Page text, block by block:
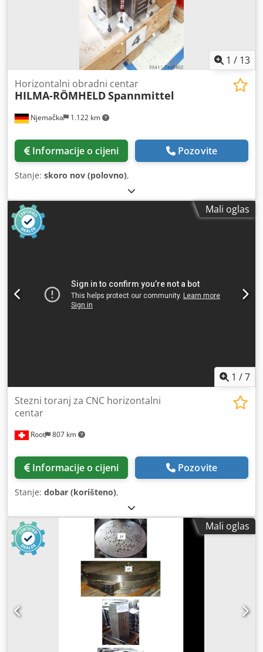
1 / 13
Njemačka 1.122 km
Horizontalni obradni centar
HILMA-RÖMHELDSpannmittel
Informacije o cijeni Pozovite
Stanje: skoro nov (polovno),
Mali oglas
1 /7
Root 807 km
Stezni toranj za CNC horizontalni
centar
Informacije o cijeni Pozovite
Stanje: dobar (korišteno),
Mali oglas